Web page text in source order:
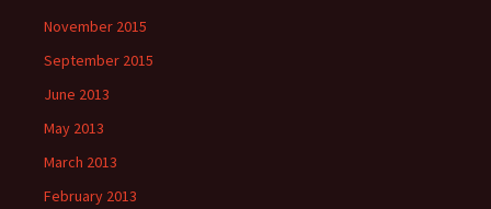
November 2015
September 2015
June 2013
May 2013
March 2013
February 2013